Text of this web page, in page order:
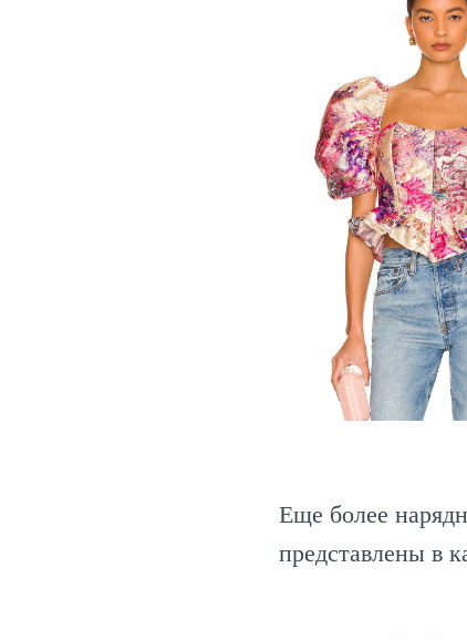
Еще более
представлены в